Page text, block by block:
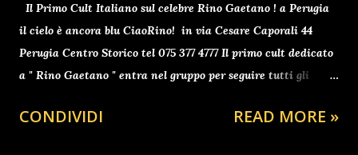
Il Primo Cult Italiano sul celebre Rino Gaetano ! a Perugia
il cielo è ancora blu CiaoRino! in via Cesare Caporali 44
Perugia Centro Storico tel 075 377 4777 Il primo cult dedicato
a " Rino Gaetano " entra nel gruppo per seguire tutti gli
avventori del sito da Antonio BARBUTO , presidente
CONDIVIDI READ MORE »